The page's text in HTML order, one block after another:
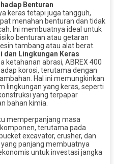
Benturan
keras tetapi juga tangguh,
menahan benturan dan tidak
Ini membuatnya ideal untuk
benturan atau getaran
tambang atau alat berat.
dan Lingkungan Keras
ketahanan abrasi, ABREX 400
korosi, terutama dengan
Hal ini memungkinkan
lingkungan yang keras, seperti
yang terpapar
bahan kimia.
memperpanjang masa
terutama pada
excavator, crusher, dan
panjang membuatnya
untuk investasi jangka